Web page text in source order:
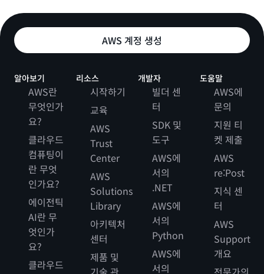
AWS 계정 생성
알아보기
AWS란
무엇인가
요?
클라우드
컴퓨팅이
란 무엇
인가요?
에이전틱
AI란 무
엇인가
요?
클라우드
리소스
시작하기
교육
AWS
Trust
Center
AWS
Solutions
Library
아키텍처
센터
제품 및
개발자
빌더 센
터
SDK 및
도구
AWS에
서의
.NET
AWS에
서의
Python
AWS에
서의
도움말
AWS에
문의
지원 티
켓 제출
AWS
re:Post
지식 센
터
AWS
Support
개요